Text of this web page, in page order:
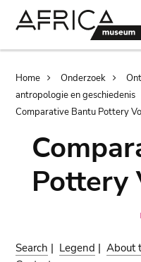
Home Onderzoek
antropologie en geschiedenis
Comparative Bantu Pottery
Pottery
Search | Legend |About